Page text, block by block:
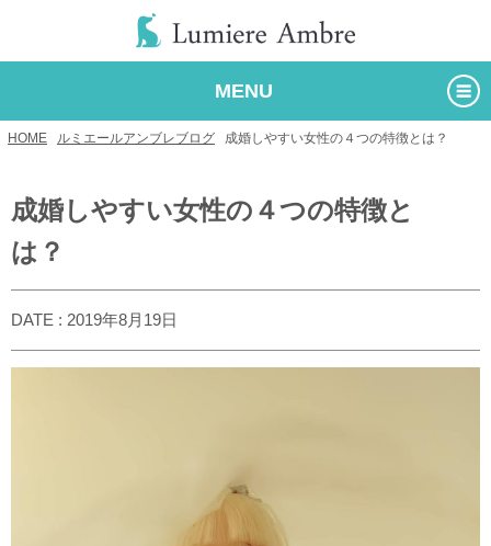
MENU
HOME ルミエールアンブレブログ 成婚しやすい女性の４つの特徴とは？
成婚しやすい女性の４つの特徴と
は？
DATE : 2019年8月19日